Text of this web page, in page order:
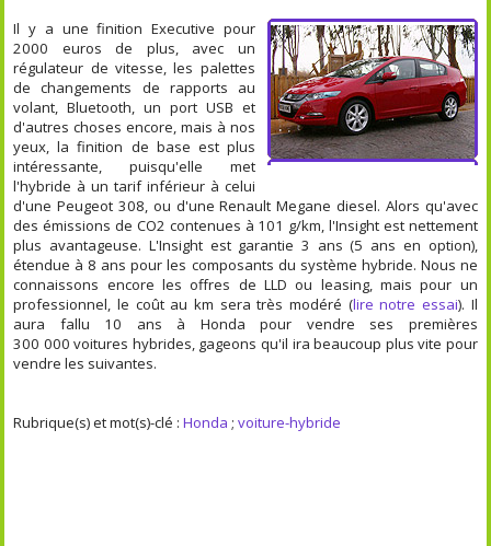
Il y a une finition Executive pour
2000 euros de plus, avec un
régulateur de vitesse, les palettes
de changements de rapports au
volant, Bluetooth, un port USB et
d'autres choses encore, mais à nos
yeux, la finition de base est plus
intéressante, puisqu'elle met
l'hybride à un tarif inférieur à celui
d'une Peugeot 308, ou d'une Renault Megane diesel. Alors qu'avec
des émissions de CO2 contenues à 101 g/km, l'Insight est nettement
plus avantageuse. L'Insight est garantie 3 ans (5 ans en option),
étendue à 8 ans pour les composants du système hybride. Nous ne
connaissons encore les offres de LLD ou leasing, mais pour un
professionnel, le coût au km sera très modéré (lire notre essai). Il
aura fallu 10 ans à Honda pour vendre ses premières
300 000 voitures hybrides, gageons qu'il ira beaucoup plus vite pour
vendre les suivantes.
Rubrique(s) et mot(s)-clé :Honda ;voiture-hybride